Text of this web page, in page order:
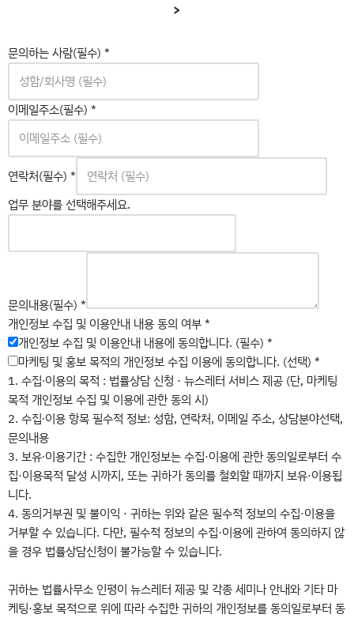
>
문의하는 사람(필수) *
이메일주소(필수) *
동
의
수
연락처(필수) *
업무 분야를 선택해주세요.
문의내용(필수) *
개인정보 수집 및 이용안내 내용 동의 여부*
개인정보 수집 및 이용안내 내용에 동의합니다. (필수) *
마케팅 및 홍보 목적의 개인정보 수집 이용에 동의합니다. (선택) *
1. 수집∙이용의 목적 : 법률상담 신청 · 뉴스레터 서비스 제공 (단, 마케팅
목적 개인정보 수집 및 이용에 관한 동의 시)
2. 수집∙이용 항목 필수적 정보: 성함, 연락처, 이메일 주소, 상담분야선택,
문의내용
3. 보유∙이용기간 : 수집한 개인정보는 수집·이용에 관한 동의일로부터 수
집·이용목적 달성 시까지, 또는 귀하가 동의를 철회할 때까지 보유·이용됩
니다.
4. 동의거부권 및 불이익 · 귀하는 위와 같은 필수적 정보의 수집·이용을
거부할 수 있습니다. 다만, 필수적 정보의 수집·이용에 관하여 동의하지 않
을 경우 법률상담신청이 불가능할 수 있습니다.
귀하는 법률사무소 인평이 뉴스레터 제공 및 각종 세미나 안내와 기타 마
케팅·홍보 목적으로 위에 따라 수집한 귀하의 개인정보를 동의일로부터 동